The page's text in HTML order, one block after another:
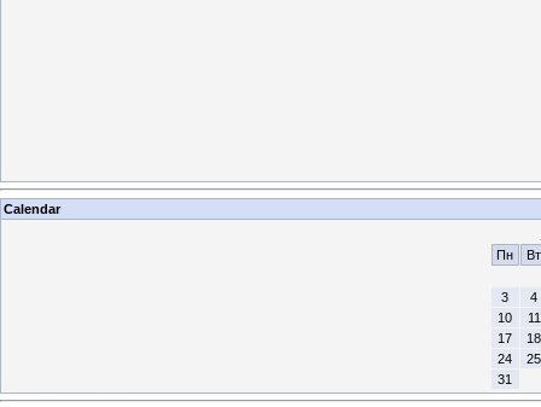
Calendar
Пн
Вт
3
4
10
11
17
18
24
25
31